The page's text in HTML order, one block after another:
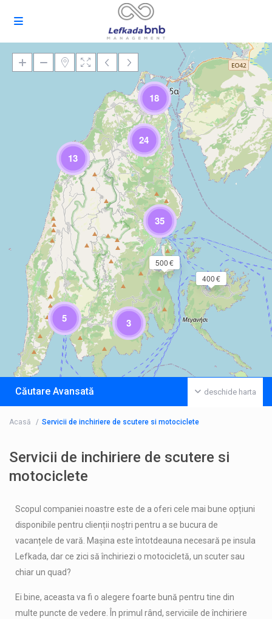
5 3
13
400 €
500 €
35
18
24
Încărcare Hartă
deschide harta
Căutare Avansată
Acasă Servicii de inchiriere de scutere si motociclete
Servicii de inchiriere de scutere si
motociclete
Scopul companiei noastre este de a oferi cele mai bune opțiuni
disponibile pentru clienții noștri pentru a se bucura de
vacanțele de vară. Mașina este întotdeauna necesară pe insula
Lefkada, dar ce zici să închiriezi o motocicletă, un scuter sau
chiar un quad?
Ei bine, aceasta va fi o alegere foarte bună pentru tine din
multe puncte de vedere. În primul rând, serviciile de închiriere